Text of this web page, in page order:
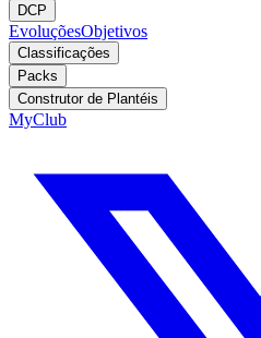
DCP
EvoluçõesObjetivos
Classificações
Packs
Construtor de Plantéis
MyClub